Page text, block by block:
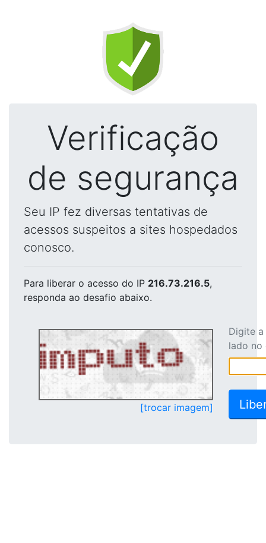
Verificação
de segurança
Seu IP fez diversas tentativas de
acessos suspeitos a sites hospedados
conosco.
Para liberar o acesso do IP 216.73.216.5,
responda ao desafio abaixo.
[trocar imagem]
Digite
lado no